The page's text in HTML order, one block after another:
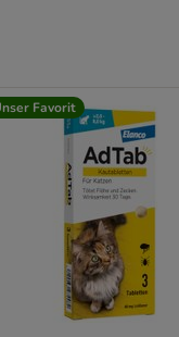
Favorit